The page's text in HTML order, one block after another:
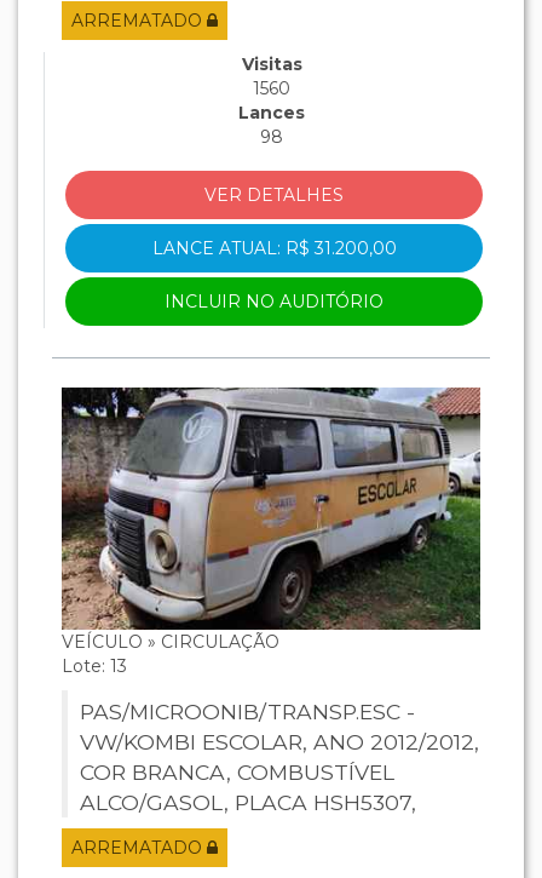
9BD1196GDJ1148414, MOTOR
370A00113360540.
ARREMATADO
Visitas
1560
Lances
98
VER DETALHES
LANCE ATUAL: R$ 31.200,00
INCLUIR NO AUDITÓRIO
VEÍCULO » CIRCULAÇÃO
Lote: 13
PAS/MICROONIB/TRANSP.ESC -
VW/KOMBI ESCOLAR, ANO 2012/2012,
COR BRANCA, COMBUSTÍVEL
ALCO/GASOL, PLACA HSH5307,
RENAVAM 465689418, CHASSI
9BWMF07X3CP028525, MOTOR
ARREMATADO